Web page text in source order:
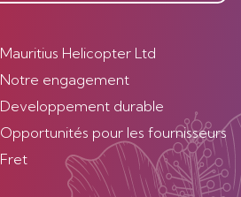
Mauritius Helicopter Ltd
Notre engagement
Developpement durable
Opportunités pour les fournisseurs
Fret